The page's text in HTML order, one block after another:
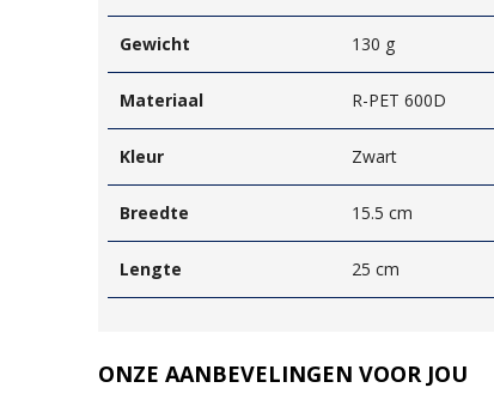
Gewicht 130 g
Materiaal R-PET 600D
Kleur Zwart
Breedte 15.5 cm
Lengte 25 cm
ONZE AANBEVELINGEN VOOR JOU